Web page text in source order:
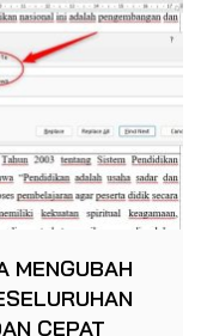
MENGUBAH
CEPAT